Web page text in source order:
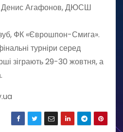
Денис Агафонов, ДЮСШ
ФК «Єврошпон-Смига».
турніри серед
зіграють 29-30 жовтня, а